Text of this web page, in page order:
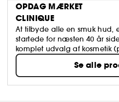
OPDAG MÆRKET
CLINIQUE
At tilbyde alle en smuk hud,
startede for næsten 40 år
komplet udvalg af kosmetik
parfume, til mænd og
dermatologer, der stræber for
allergitest, der alle starter
Programmet - 3 Trin.
Se alle